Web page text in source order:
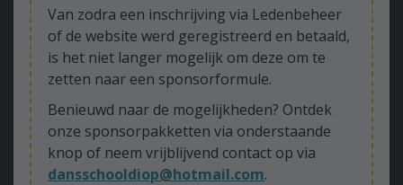
Van zodra een inschrijving via Ledenbeheer
of de website werd geregistreerd en betaald,
is het niet langer mogelijk om deze om te
zetten naar een sponsorformule.
Benieuwd naar de mogelijkheden? Ontdek
onze sponsorpakketten via onderstaande
knop of neem vrijblijvend contact op via
dansschooldiop@hotmail.com.